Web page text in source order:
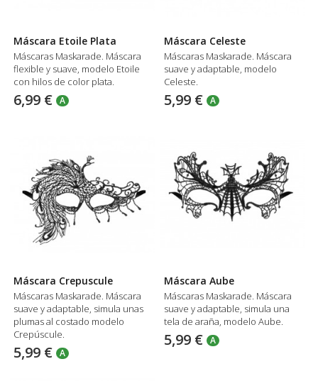
Máscara Etoile Plata
Máscaras Maskarade. Máscara
flexible y suave, modelo Etoile
con hilos de color plata.
6,99 € A
Máscara Celeste
Máscaras Maskarade. Máscara
suave y adaptable, modelo
Celeste.
5,99 € A
Máscara Crepuscule
Máscaras Maskarade. Máscara
suave y adaptable, simula unas
plumas al costado modelo
Crepúscule.
5,99 € A
Máscara Aube
Máscaras Maskarade. Máscara
suave y adaptable, simula una
tela de araña, modelo Aube.
5,99 € A